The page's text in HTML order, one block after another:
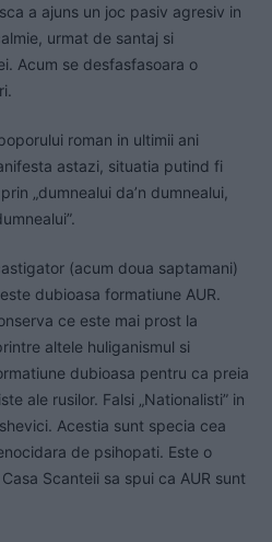
a ajuns un joc pasiv agresiv in
urmat de santaj si
Acum se desfasfasoara o
roman in ultimii ani
astazi, situatia putind fi
„dumnealui da’n dumnealui,
(acum doua saptamani)
dubioasa formatiune AUR.
ce este mai prost la
altele huliganismul si
dubioasa pentru ca preia
ale rusilor. Falsi „Nationalisti” in
Acestia sunt specia cea
de psihopati. Este o
Scanteii sa spui ca AUR sunt